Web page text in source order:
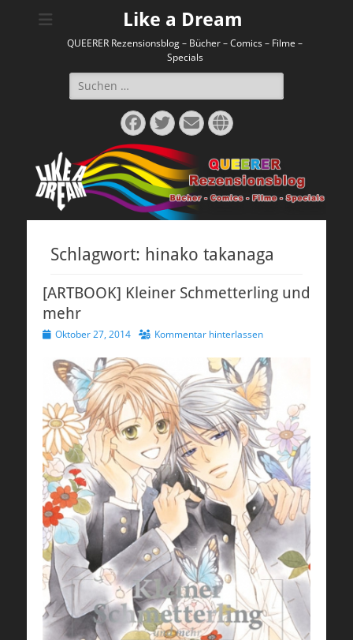
Like a Dream
QUEERER Rezensionsblog – Bücher – Comics – Filme –
Specials
Suchen
nach:
Facebook
Twitter
E-
Mail
Website
Schlagwort: hinako takanaga
[ARTBOOK] Kleiner Schmetterling und
mehr
Veröffentlicht
Oktober 27, 2014 Kommentar hinterlassen